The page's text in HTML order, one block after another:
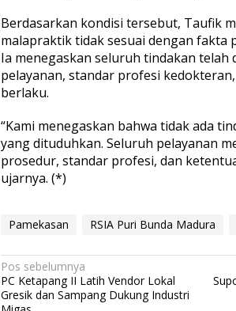
Berdasarkan kondisi tersebut, Taufik
malapraktik tidak sesuai dengan fakta
Ia menegaskan seluruh tindakan telah
pelayanan, standar profesi
berlaku.
“Kami menegaskan bahwa tidak ada
yang dituduhkan. Seluruh pelayanan
prosedur, standar profesi, dan
ujarnya. (*)
Pamekasan RSIA Puri Bunda Madura
N
a
Pos sebelumnya
PC Ketapang II Latih Vendor Lokal
Gresik dan Sampang Dukung Industri